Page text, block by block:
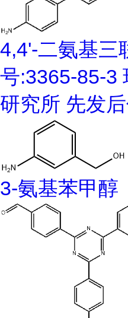
4,4'-二氨基三
号:3365-85-3
研究所 先发
3-氨基苯甲醇